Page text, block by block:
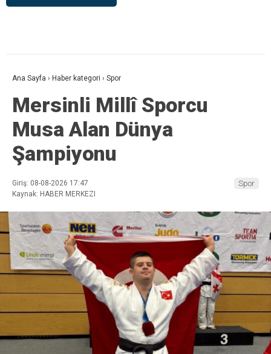
Ana Sayfa › Haber kategori › Spor
Mersinli Millî Sporcu
Musa Alan Dünya
Şampiyonu
Giriş: 08-08-2026 17:47
Kaynak: HABER MERKEZI
Spor